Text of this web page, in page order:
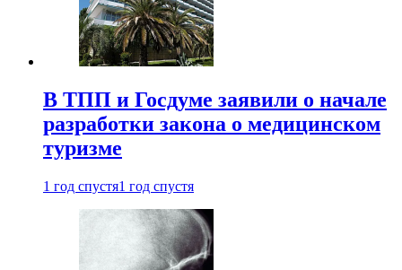
В ТПП и Госдуме заявили о начале
разработки закона о медицинском
туризме
1 год спустя1 год спустя